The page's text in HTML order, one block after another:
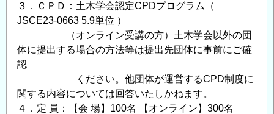
３．ＣＰＤ：土木学会認定CPDプログラム（
JSCE23-0663 5.9単位 ）
（オンライン受講の方）土木学会以外の団
体に提出する場合の方法等は提出先団体に事前にご確
認
ください。他団体が運営するCPD制度に
関する内容については回答いたしかねます。
４．定 員：【会 場】100名 【オンライン】300名